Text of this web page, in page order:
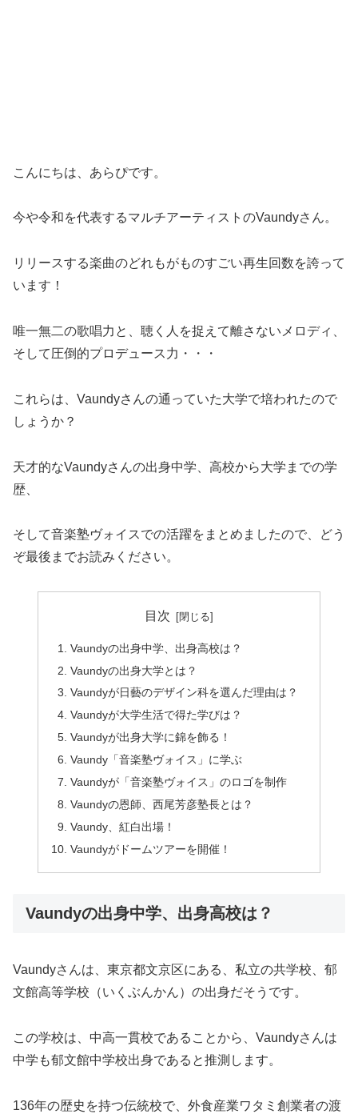
こんにちは、あらぴです。
今や令和を代表するマルチアーティストのVaundyさん。
リリースする楽曲のどれもがものすごい再生回数を誇って
います！
唯一無二の歌唱力と、聴く人を捉えて離さないメロディ、
そして圧倒的プロデュース力・・・
これらは、Vaundyさんの通っていた大学で培われたので
しょうか？
天才的なVaundyさんの出身中学、高校から大学までの学
歴、
そして音楽塾ヴォイスでの活躍をまとめましたので、どう
ぞ最後までお読みください。
目次
Vaundyの出身中学、出身高校は？
Vaundyの出身大学とは？
Vaundyが日藝のデザイン科を選んだ理由は？
Vaundyが大学生活で得た学びは？
Vaundyが出身大学に錦を飾る！
Vaundy「音楽塾ヴォイス」に学ぶ
Vaundyが「音楽塾ヴォイス」のロゴを制作
Vaundyの恩師、西尾芳彦塾長とは？
Vaundy、紅白出場！
Vaundyがドームツアーを開催！
Vaundyの出身中学、出身高校は？
Vaundyさんは、東京都文京区にある、私立の共学校、郁
文館高等学校（いくぶんかん）の出身だそうです。
この学校は、中高一貫校であることから、Vaundyさんは
中学も郁文館中学校出身であると推測します。
136年の歴史を持つ伝統校で、外食産業ワタミ創業者の渡